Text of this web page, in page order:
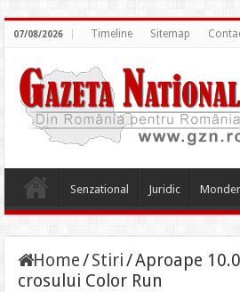
07/08/2026 Timeline Sitemap
Senzational Juridic
Home/Stiri/Aproape
crosului Color Run